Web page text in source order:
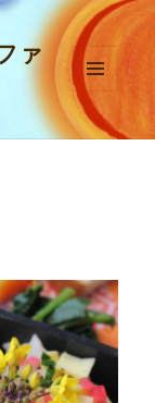
ァ
メニュ
ーとウ
ィジェ